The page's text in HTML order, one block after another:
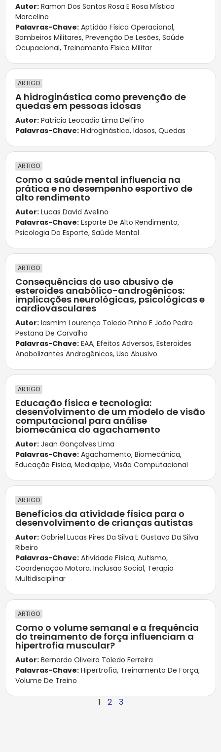
Autor: Ramon Dos Santos Rosa E Rosa Mística
Marcelino
Palavras-Chave: Aptidão Física Operacional,
Bombeiros Militares, Prevenção De Lesões, Saúde
Ocupacional, Treinamento Físico Militar
ARTIGO
A hidroginástica como prevenção de
quedas em pessoas idosas
Autor: Patricia Leocadio Lima Delfino
Palavras-Chave: Hidroginástica, Idosos, Quedas
ARTIGO
Como a saúde mental influencia na
prática e no desempenho esportivo de
alto rendimento
Autor: Lucas David Avelino
Palavras-Chave: Esporte De Alto Rendimento,
Psicologia Do Esporte, Saúde Mental
ARTIGO
Consequências do uso abusivo de
esteroides anabólico-androgênicos:
implicações neurológicas, psicológicas e
cardiovasculares
Autor: Iasmim Lourenço Toledo Pinho E João Pedro
Pestana De Carvalho
Palavras-Chave: EAA, Efeitos Adversos, Esteroides
Anabolizantes Androgênicos, Uso Abusivo
ARTIGO
Educação física e tecnologia:
desenvolvimento de um modelo de visão
computacional para análise
biomecânica do agachamento
Autor: Jean Gonçalves Lima
Palavras-Chave: Agachamento, Biomecânica,
Educação Física, Mediapipe, Visão Computacional
ARTIGO
Benefícios da atividade física para o
desenvolvimento de crianças autistas
Autor: Gabriel Lucas Pires Da Silva E Gustavo Da Silva
Ribeiro
Palavras-Chave: Atividade Física, Autismo,
Coordenação Motora, Inclusão Social, Terapia
Multidisciplinar
ARTIGO
Como o volume semanal e a frequência
do treinamento de força influenciam a
hipertrofia muscular?
Autor: Bernardo Oliveira Toledo Ferreira
Palavras-Chave: Hipertrofia, Treinamento De Força,
Volume De Treino
1 2 3